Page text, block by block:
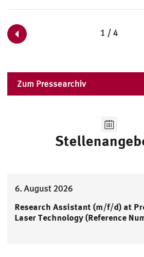
1 / 4
Zum Pressearchiv
6. August 2026
Research Assistant (m/f/d) at
Laser Technology (Reference